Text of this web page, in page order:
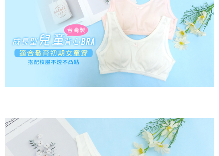
3.完整用戶服務條款，請詳閱以下連結：
https://oppay.tw/userRule
https://netprotections.freshdesk.com/support/home
１．透過由恩沛科技股份有限公司提供之「AFTEE先享後付」服務完成之交
易，需依本服務之必要範圍內提供個人資料，並將交易相關給付款項請求債
權轉讓予恩沛科技股份有限公司。
２．關於個人資料處理事宜，請瀏覽以下網址：
https://aftee.tw/terms/#terms3
３．未成年的使用者請事先徵得法定代理人或監護人之同意方可使用
「AFTEE先享後付」，若未經同意申辦者引起之損失，本公司不負相關責
請求用戶進行身份認證。
５．嚴禁一人註冊多個帳號或使用他人資訊註冊。若發現惡意使用之情形，
恩沛科技股份有限公司將有權停止該用戶之使用額度並採取法律行動。
每筆NT$80，滿NT$799(含以上)免運費
付款後萊爾富取貨
每筆NT$80，滿NT$799(含以上)免運費
7-11取貨付款
7-11取貨(快速到店)
每筆NT$90